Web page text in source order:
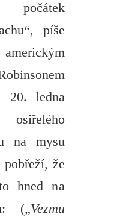
počátek
píše
20. ledna
na mysu
že
hned na
(„Vezmu